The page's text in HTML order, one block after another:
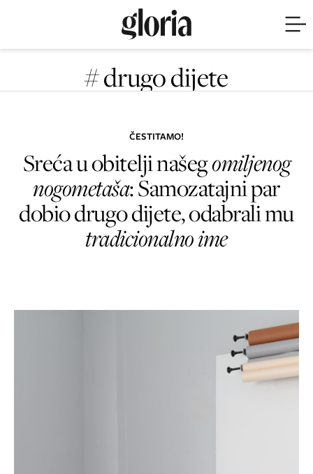
# drugo dijete
ČESTITAMO!
Sreća u obitelji našegomiljenog
nogometaša: Samozatajni par
dobio drugo dijete, odabrali mu
tradicionalno ime